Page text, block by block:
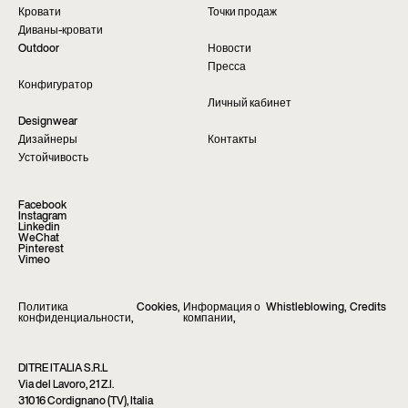
Кровати
Точки продаж
Диваны-кровати
Outdoor
Новости
Пресса
Конфигуратор
Личный кабинет
Designwear
Дизайнеры
Контакты
Устойчивость
Facebook
Instagram
Linkedin
WeChat
Pinterest
Vimeo
Политика
конфиденциальности,
Cookies, Информация о
компании,
Whistleblowing, Credits
DITRE ITALIA S.R.L
Via del Lavoro, 21 Z.I.
31016 Cordignano (TV), Italia